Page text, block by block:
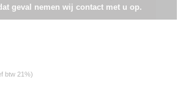
geval nemen wij contact met u op.
btw 21%)